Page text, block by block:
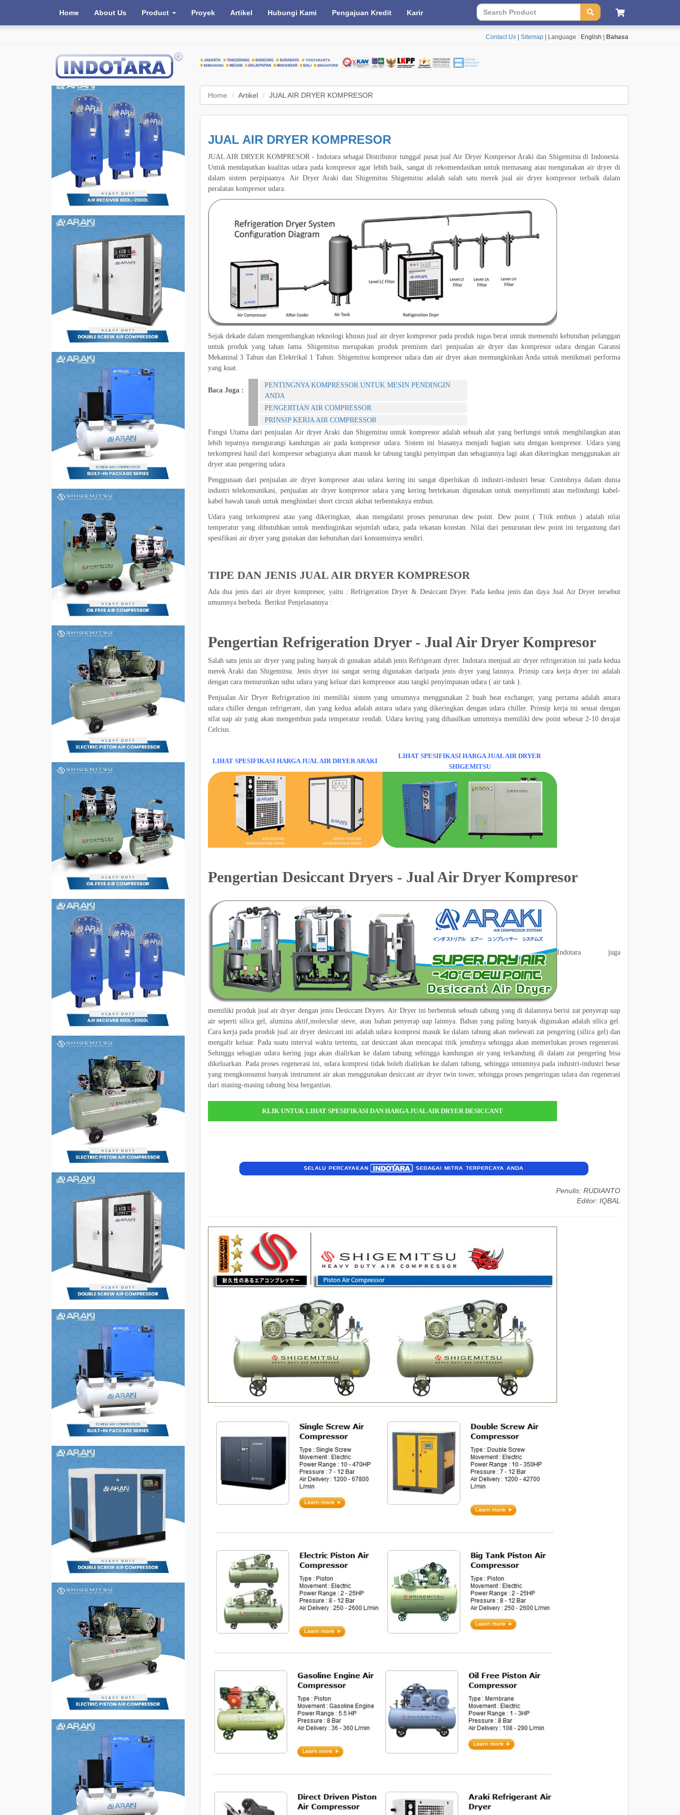
Contact Us Sitemap | Language : English Bahasa
Home About Us Product Proyek Artikel Hubungi Kami Pengajuan Kredit Karir
Home Artikel JUAL AIR DRYER KOMPRESOR
JUAL AIR DRYER KOMPRESOR
JUAL AIR DRYER KOMPRESOR - Indotara sebagai Distributor tunggal pusat jual Air Dryer Kompresor Araki dan Shigemitsu di Indonesia.
Untuk mendapatkan kualitas udara pada kompresor agar lebih baik, sangat di rekomendasikan untuk memasang atau mengunakan air dryer di
dalam sistem perpipaanya. Air Dryer Araki dan Shigemitsu Shigemitsu adalah salah satu merek jual air dryer kompresor terbaik dalam
peralatan kompresor udara.
Sejak dekade dalam mengembangkan teknologi khusus jual air dryer kompresor pada produk tugas berat untuk memenuhi kebutuhan pelanggan
untuk produk yang tahan lama. Shigemitsu merupakan produk premium dari penjualan air dryer dan kompresor udara dengan Garansi
Mekaninal 3 Tahun dan Elektrikal 1 Tahun. Shigemitsu kompresor udara dan air dryer akan memungkinkan Anda untuk menikmati performa
yang kuat.
Baca Juga :
PENTINGNYA KOMPRESSOR UNTUK MESIN PENDINGIN
ANDA
PENGERTIAN AIR COMPRESSOR
PRINSIP KERJA AIR COMPRESSOR
Fungsi Utama dari penjualan Air dryer Araki dan Shigemitsu untuk kompresor adalah sebuah alat yang berfungsi untuk menghilangkan atau
lebih tepatnya mengurangi kandungan air pada kompresor udara. Sistem ini biasanya menjadi bagian satu dengan kompresor. Udara yang
terkompresi hasil dari kompresor sebagianya akan masuk ke tabung tangki penyimpan dan sebagiannya lagi akan dikeringkan menggunakan air
dryer atau pengering udara.
Penggunaan dari penjualan air dryer kompresor atau udara kering ini sangat diperlukan di industri-industri besar. Contohnya dalam dunia
industri telekomunikasi, penjualan air dryer kompresor udara yang kering bertekanan digunakan untuk menyelimuti atau melindungi kabel-
kabel bawah tanah untuk menghindari short circuit akibat terbentuknya embun.
Udara yang terkompresi atau yang dikeringkan, akan mengalami proses penurunan dew point. Dew point ( Titik embun ) adalah nilai
temperatur yang dibutuhkan untuk mendinginkan sejumlah udara, pada tekanan konstan. Nilai dari penurunan dew point ini tergantung dari
spesifikasi air dryer yang gunakan dan kebutuhan dari konsumsinya sendiri.
TIPE DAN JENIS JUAL AIR DRYER KOMPRESOR
Ada dua jenis dari air dryer kompresor, yaitu : Refrigeration Dryer & Desiccant Dryer. Pada kedua jenis dan daya Jual Air Dryer tersebut
umumnya berbeda. Berikut Penjelasannya :
Pengertian Refrigeration Dryer - Jual Air Dryer Kompresor
Salah satu jenis air dryer yang paling banyak di gunakan adalah jenis Refrigerant dyrer. Indotara menjual air dryer refrigeration ini pada kedua
merek Araki dan Shigemitsu. Jenis dryer ini sangat sering digunakan daripada jenis dryer yang lainnya. Prinsip cara kerja dryer ini adalah
dengan cara menurunkan suhu udara yang keluar dari kompressor atau tangki penyimpanan udara ( air tank ).
Penjualan Air Dryer Refrigeration ini memiliki sistem yang umumnya menggunakan 2 buah heat exchanger, yang pertama adalah antara
udara chiller dengan refrigerant, dan yang kedua adalah antara udara yang dikeringkan dengan udara chiller. Prinsip kerja ini sesuai dengan
sifat uap air yang akan mengembun pada temperatur rendah. Udara kering yang dihasilkan umumnya memiliki dew point sebesar 2-10 derajat
Celcius.
LIHAT SPESIFIKASI HARGA JUAL AIR DRYER ARAKI
LIHAT SPESIFIKASI HARGA JUAL AIR DRYER
SHIGEMITSU
Pengertian Desiccant Dryers - Jual Air Dryer Kompresor
Indotara juga
memiliki produk jual air dryer dengan jenis Desiccant Dryers. Air Dryer ini berbentuk sebuah tabung yang di dalamnya berisi zat penyerap uap
air seperti silica gel, alumina aktif,molecular sieve, atau bahan penyerap uap lainnya. Bahan yang paling banyak digunakan adalah silica gel.
Cara kerja pada produk jual air dryer desiccant ini adalah udara kompresi masuk ke dalam tabung akan melewati zat pengering (silica gel) dan
mengalir keluar. Pada suatu interval waktu tertentu, zat desiccant akan mencapai titik jenuhnya sehingga akan memerlukan proses regenerasi.
Sehingga sebagian udara kering juga akan dialirkan ke dalam tabung sehingga kandungan air yang terkandung di dalam zat pengering bisa
dikeluarkan. Pada proses regenerasi ini, udara kompresi tidak boleh dialirkan ke dalam tabung, sehingga umumnya pada industri-industri besar
yang mengkonsumsi banyak instrument air akan menggunakan desiccant air dryer twin tower, sehingga proses pengeringan udara dan regenerasi
dari masing-masing tabung bisa bergantian.
KLIK UNTUK LIHAT SPESIFIKASI DAN HARGA JUAL AIR DRYER DESICCANT
Penulis: RUDIANTO
Editor: IQBAL